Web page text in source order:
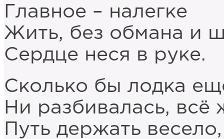
Главное – налегке
Жить, без обмана и
Сердце неся в руке.
Сколько бы лодка
Ни разбивалась, всё
Путь держать